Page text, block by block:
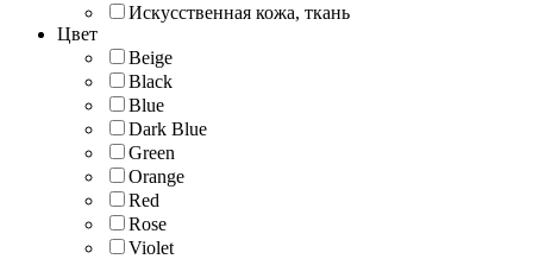
Искусственная кожа, ткань
Цвет
Beige
Black
Blue
Dark Blue
Green
Orange
Red
Rose
Violet